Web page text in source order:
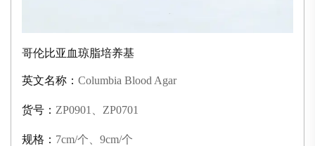
哥伦比亚血琼脂培养基
英文名称： Columbia Blood Agar
货号： ZP0901、ZP0701
规格： 7cm/个、9cm/个